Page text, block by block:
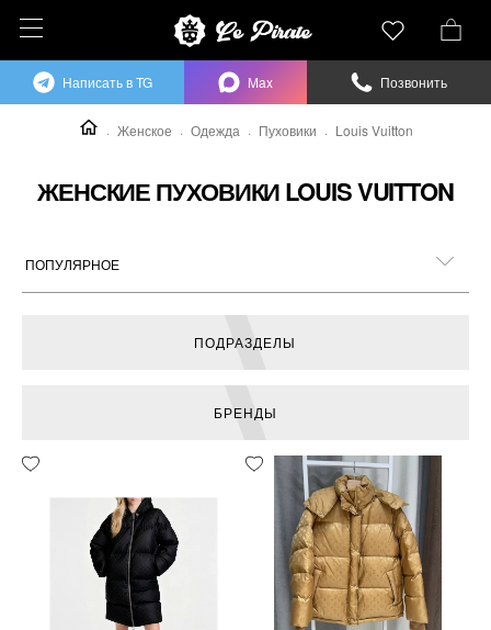
Женское Одежда Пуховики Louis Vuitton
ЖЕНСКИЕ ПУХОВИКИ LOUIS VUITTON
ПОДРАЗДЕЛЫ
БРЕНДЫ
Написать в TG Max Позвонить